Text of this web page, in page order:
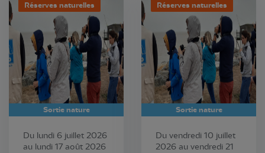
Réserves naturelles
Sortie nature
Du lundi 6 juillet 2026
au lundi 17 août 2026
Réserves naturelles
Sortie nature
Du vendredi 10 juillet
2026 au vendredi 21